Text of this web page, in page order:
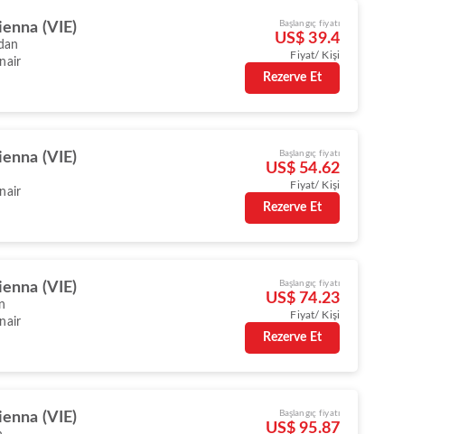
(VIE) Başlangıç fiyatı
US$ 39.4
Fiyat/ Kişi
Rezerve Et
(VIE) Başlangıç fiyatı
US$ 54.62
Fiyat/ Kişi
Rezerve Et
(VIE) Başlangıç fiyatı
US$ 74.23
Fiyat/ Kişi
Rezerve Et
(VIE) Başlangıç fiyatı
US$ 95.87